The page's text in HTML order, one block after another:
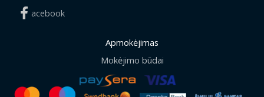
acebook
Apmokėjimas
Mokėjimo būdai